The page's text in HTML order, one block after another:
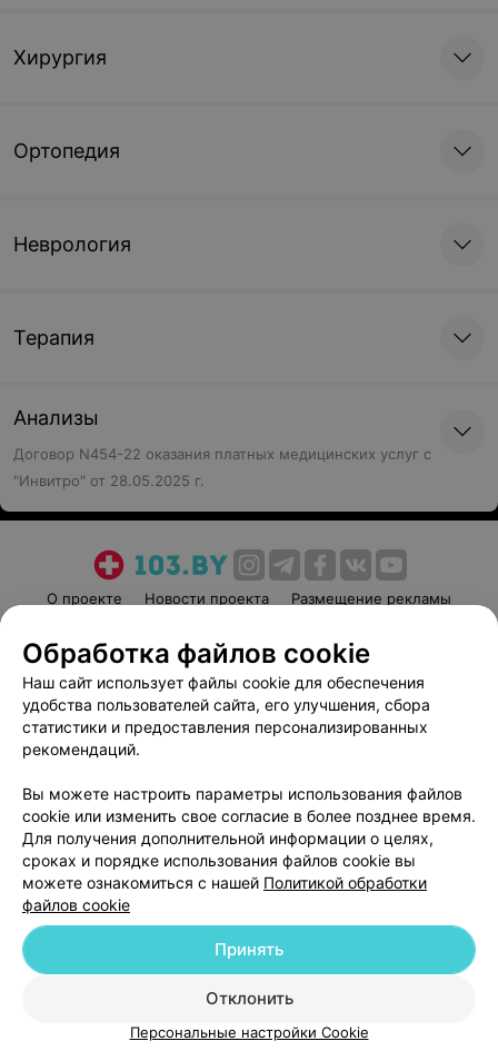
Хирургия
Ортопедия
Неврология
Терапия
Анализы
Договор N454-22 оказания платных медицинских услуг с
"Инвитро" от 28.05.2025 г.
О проекте Новости проекта
Размещение рекламы
Пользовательское соглашение
Способы оплаты
Вакансии
Партнеры
Написать руководителю 103.by
Обработка персональных данных
© 2026 ООО «Артокс Лаб», УНП 191700409
| 220012, Республика Беларусь,
г. Минск, улица Толбухина, 2, пом. 16 | help@103.by
Служба поддержки +375 291212755
Обработка файлов cookie
Наш сайт использует файлы cookie для обеспечения
удобства пользователей сайта, его улучшения, сбора
статистики и предоставления персонализированных
рекомендаций.
Вы можете настроить параметры использования файлов
cookie или изменить свое согласие в более позднее время.
Для получения дополнительной информации о целях,
сроках и порядке использования файлов cookie вы
можете ознакомиться с нашей Политикой обработки
файлов cookie
Отклонить
Принять
Персональные настройки Cookie